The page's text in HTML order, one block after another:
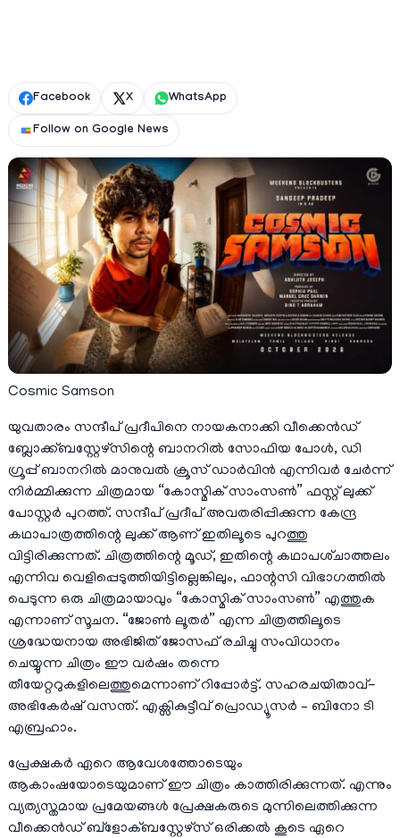
Facebook X WhatsApp
Follow on Google News
Cosmic Samson
യുവതാരം സന്ദീപ് പ്രദീപിനെ നായകനാക്കി വീക്കെൻഡ്
ബ്ലോക്ക്ബസ്റ്റേഴ്സിന്റെ ബാനറിൽ സോഫിയ പോൾ, ഡി
ഗ്രൂപ്പ് ബാനറിൽ മാനുവൽ ക്രൂസ് ഡാർവിൻ എന്നിവർ ചേർന്ന്
നിർമ്മിക്കുന്ന ചിത്രമായ “കോസ്മിക് സാംസൺ” ഫസ്റ്റ് ലുക്ക്
പോസ്റ്റർ പുറത്ത്. സന്ദീപ് പ്രദീപ് അവതരിപ്പിക്കുന്ന കേന്ദ്ര
കഥാപാത്രത്തിന്റെ ലുക്ക് ആണ് ഇതിലൂടെ പുറത്തു
വിട്ടിരിക്കുന്നത്. ചിത്രത്തിന്റെ മൂഡ്, ഇതിന്റെ കഥാപശ്‌ചാത്തലം
എന്നിവ വെളിപ്പെടുത്തിയിട്ടില്ലെങ്കിലും, ഫാന്റസി വിഭാഗത്തിൽ
പെടുന്ന ഒരു ചിത്രമായാവും “കോസ്മിക് സാംസൺ” എത്തുക
എന്നാണ് സൂചന. “ജോൺ ലൂതർ” എന്ന ചിത്രത്തിലൂടെ
ശ്രദ്ധേയനായ അഭിജിത് ജോസഫ് രചിച്ചു സംവിധാനം
ചെയ്യുന്ന ചിത്രം ഈ വർഷം തന്നെ
തീയേറ്ററുകളിലെത്തുമെന്നാണ് റിപ്പോർട്ട്. സഹരചയിതാവ്-
അഭികേർഷ് വസന്ത്. എക്സികുട്ടീവ് പ്രൊഡ്യൂസർ – ബിനോ ടി
എബ്രഹാം.
പ്രേക്ഷകർ ഏറെ ആവേശത്തോടെയും
ആകാംഷയോടെയുമാണ് ഈ ചിത്രം കാത്തിരിക്കുന്നത്. എന്നും
വ്യത്യസ്തമായ പ്രമേയങ്ങൾ പ്രേക്ഷകരുടെ മുന്നിലെത്തിക്കുന്ന
വീക്കെൻഡ് ബ്ളോക്ബസ്റ്റേഴ്സ് ഒരിക്കൽ കൂടെ ഏറെ